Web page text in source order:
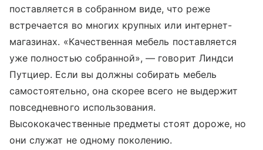
поставляется в собранном виде, что реже
встречается во многих крупных или интернет-
магазинах. «Качественная мебель поставляется
уже полностью собранной», — говорит Линдси
Путциер. Если вы должны собирать мебель
самостоятельно, она скорее всего не выдержит
повседневного использования.
Высококачественные предметы стоят дороже, но
они служат не одному поколению.